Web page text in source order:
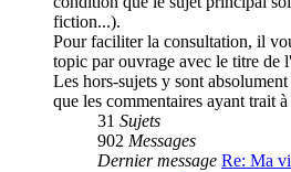
fiction...).
Pour faciliter la consultation, il
topic par ouvrage avec le titre de
Les hors-sujets y sont
que les commentaires ayant trait
31 Sujets
902 Messages
Dernier message Re: Ma